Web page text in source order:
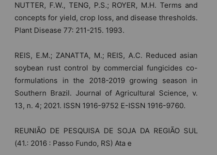
NUTTER, F.W., TENG, P.S.; ROYER, M.H. Terms and
concepts for yield, crop loss, and disease thresholds.
Plant Disease 77: 211-215. 1993.
REIS, E.M.; ZANATTA, M.; REIS, A.C. Reduced asian
soybean rust control by commercial fungicides co-
formulations in the 2018-2019 growing season in
Southern Brazil. Journal of Agricultural Science, v.
13, n. 4; 2021. ISSN 1916-9752 E-ISSN 1916-9760.
REUNIÃO DE PESQUISA DE SOJA DA REGIÃO SUL
(41.: 2016 : Passo Fundo, RS) Ata e